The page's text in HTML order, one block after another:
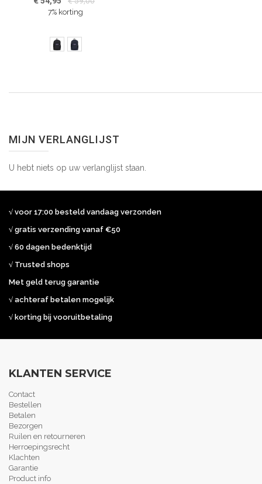
7% korting
MIJN VERLANGLIJST
U hebt niets op uw verlanglijst staan.
√ voor 17:00 besteld vandaag verzonden
√ gratis verzending vanaf €50
√ 60 dagen bedenktijd
√ Trusted shops
Met geld terug garantie
√ achteraf betalen mogelijk
√ korting bij vooruitbetaling
KLANTEN SERVICE
Contact
Bestellen
Betalen
Bezorgen
Ruilen en retourneren
Herroepingsrecht
Klachten
Garantie
Product info